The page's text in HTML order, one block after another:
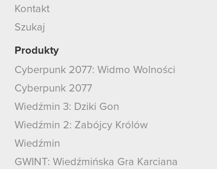
Kontakt
Szukaj
Produkty
Cyberpunk 2077: Widmo Wolności
Cyberpunk 2077
Wiedźmin 3: Dziki Gon
Wiedźmin 2: Zabójcy Królów
Wiedźmin
GWINT: Wiedźmińska Gra Karciana